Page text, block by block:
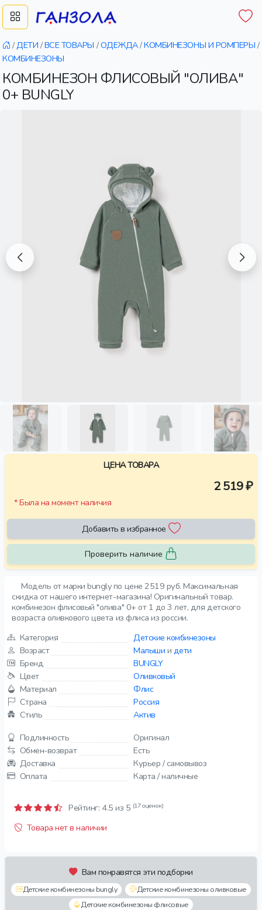
/ДЕТИ /ВСЕ ТОВАРЫ /ОДЕЖДА/КОМБИНЕЗОНЫ И РОМПЕРЫ /
КОМБИНЕЗОНЫ
КОМБИНЕЗОН ФЛИСОВЫЙ "ОЛИВА"
0+ BUNGLY
Модель от марки bungly по цене 2519 руб. Максимальная
скидка от нашего интернет-магазина! Оригинальный товар.
комбинезон флисовый "олива" 0+ от 1 до 3 лет, для детского
возраста оливкового цвета из флиса из россии.
Категория
Детские комбинезоны
Возраст
Малыши и дети
Бренд
BUNGLY
Цвет
Оливковый
Материал
Флис
Страна
Россия
Стиль
Актив
Подлинность
Оригинал
Обмен-возврат
Есть
Доставка
Курьер / самовывоз
Оплата
Карта / наличные
Рейтинг: 4.5 из 5 (17 оценок)
Товара нет в наличии
Вам понравятся эти подборки
Детские комбинезоны bungly
Детские комбинезоны оливковые
Детские комбинезоны флисовые
ЦЕНА ТОВАРА
2 519 ₽
* Была на момент наличия
Добавить в избранное
Проверить наличие